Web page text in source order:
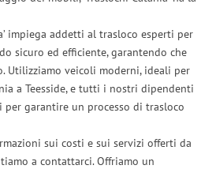
impiega addetti al trasloco esperti per
sicuro ed efficiente, garantendo che
Utilizziamo veicoli moderni, ideali per
a Teesside, e tutti i nostri dipendenti
per garantire un processo di trasloco
sui costi e sui servizi offerti da
a contattarci. Offriamo un